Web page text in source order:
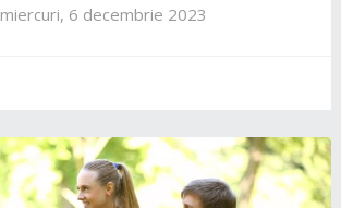
miercuri, 6 decembrie 2023